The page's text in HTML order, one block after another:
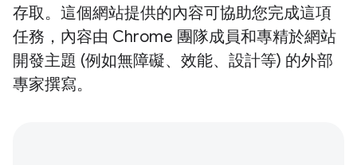
存取。這個網站提供的內容可協助您完成這項
任務，內容由 Chrome 團隊成員和專精於網站
開發主題 (例如無障礙、效能、設計等) 的外部
專家撰寫。